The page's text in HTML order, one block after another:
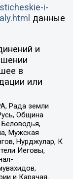
i-
данные
и
в
или
Рада земли
Община
Мужская
Нурджулар, К
Иеговы,